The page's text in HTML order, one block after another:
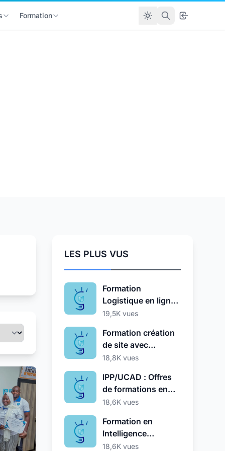
Formation
LES PLUS VUS
Formation
Logistique en ligne
gratuite à l'UNICEF
19,5K vues
Formation création
de site avec
WordPress ( En
18,8K vues
IPP/UCAD : Offres
de formations en
licences et masters
18,6K vues
Formation en
Intelligence
Artificielle (IA)-
18,6K vues